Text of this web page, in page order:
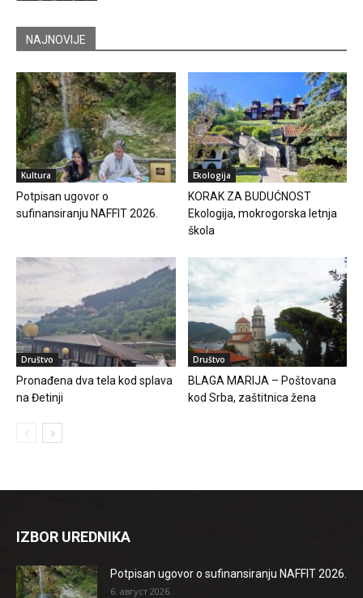
NAJNOVIJE
Kultura
Potpisan ugovor o
sufinansiranju NAFFIT 2026.
Ekologija
KORAK ZA BUDUĆNOST
Ekologija, mokrogorska letnja
škola
Društvo
Pronađena dva tela kod splava
na Đetinji
Društvo
BLAGA MARIJA – Poštovana
kod Srba, zaštitnica žena
IZBOR UREDNIKA
Potpisan ugovor o sufinansiranju NAFFIT 2026.
6. август 2026.